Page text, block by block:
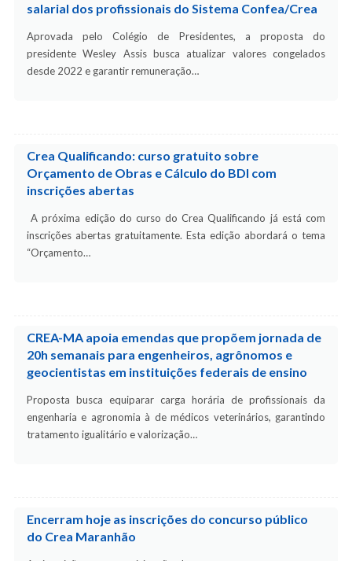
salarial dos profissionais do Sistema Confea/Crea
Aprovada pelo Colégio de Presidentes, a proposta do
presidente Wesley Assis busca atualizar valores congelados
desde 2022 e garantir remuneração…
Crea Qualificando: curso gratuito sobre
Orçamento de Obras e Cálculo do BDI com
inscrições abertas
A próxima edição do curso do Crea Qualificando já está com
inscrições abertas gratuitamente. Esta edição abordará o tema
“Orçamento…
CREA-MA apoia emendas que propõem jornada de
20h semanais para engenheiros, agrônomos e
geocientistas em instituições federais de ensino
Proposta busca equiparar carga horária de profissionais da
engenharia e agronomia à de médicos veterinários, garantindo
tratamento igualitário e valorização…
Encerram hoje as inscrições do concurso público
do Crea Maranhão